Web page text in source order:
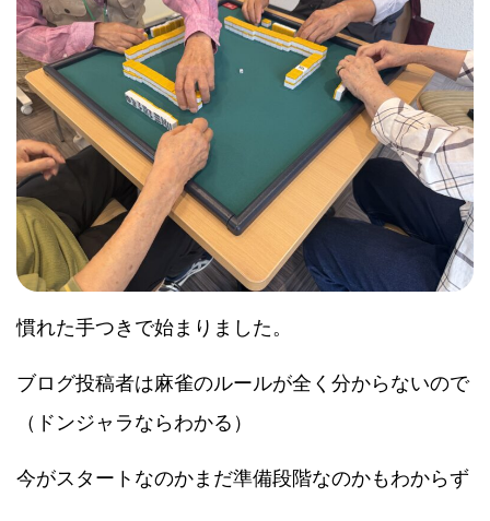
慣れた手つきで始まりました。
ブログ投稿者は麻雀のルールが全く分からないので
（ドンジャラならわかる）
今がスタートなのかまだ準備段階なのかもわからず